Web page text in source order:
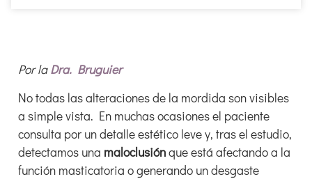
Por laDra. Bruguier
No todas las alteraciones de la mordida son visibles
a simple vista. En muchas ocasiones el paciente
consulta por un detalle estético leve y, tras el estudio,
detectamos una maloclusiónque está afectando a la
función masticatoria o generando un desgaste